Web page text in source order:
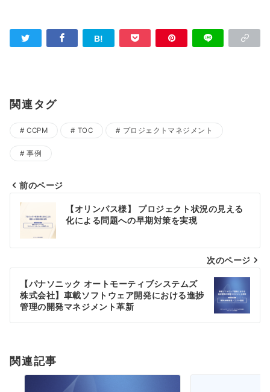
関連タグ
CCPM TOC プロジェクトマネジメント
事例
投
ナ
ビ
ー
シ
ン
前のページ
【オリンパス様】 プロジェクト状況の見える
化による問題への早期対策を実現
次のページ
【パナソニック オートモーティブシステムズ
株式会社】車載ソフトウェア開発における進捗
管理の開発マネジメント革新
関連記事